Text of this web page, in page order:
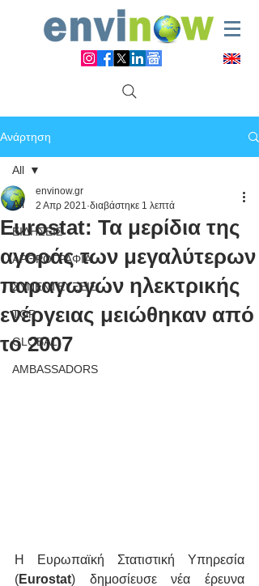
Ανάρτηση
All
ΕΙΔΗΣΕΙΣ
ΑΡΘΡΟΓΡΑΦΙΑ
ΣΥΝΕΝΤΕΥΞΕΙΣ
TOP
GLOBAL
AMBASSADORS
All
Eurostat: Τα μερίδια της
αγοράς των μεγαλύτερων
παραγωγών ηλεκτρικής
ενέργειας μειώθηκαν από
το 2007
envinow.gr
2 Απρ 2021 διαβάστηκε 1 λεπτά
Η Ευρωπαϊκή Στατιστική Υπηρεσία
(Eurostat) δημοσίευσε νέα έρευνα